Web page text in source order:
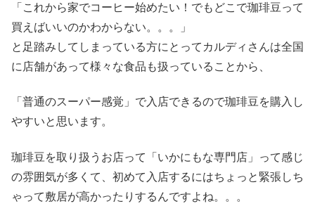
「これから家でコーヒー始めたい！でもどこで珈琲豆って
買えばいいのかわからない。。。」
と足踏みしてしまっている方にとってカルディさんは全国
に店舗があって様々な食品も扱っていることから、
「普通のスーパー感覚」で入店できるので珈琲豆を購入し
やすいと思います。
珈琲豆を取り扱うお店って「いかにもな専門店」って感じ
の雰囲気が多くて、初めて入店するにはちょっと緊張しち
ゃって敷居が高かったりするんですよね。。。